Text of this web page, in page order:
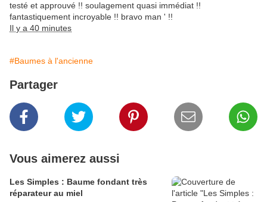
testé et approuvé !! soulagement quasi immédiat !!
fantastiquement incroyable !! bravo man ' !!
Il y a 40 minutes
#Baumes à l'ancienne
Partager
Vous aimerez aussi
Les Simples : Baume fondant très
réparateur au miel